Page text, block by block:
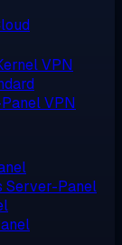
VPN
VPN
Server-Panel